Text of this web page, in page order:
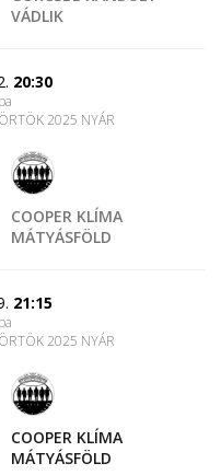
VÁDLIK
20:30
2025 NYÁR
COOPER KLÍMA
MÁTYÁSFÖLD
21:15
2025 NYÁR
COOPER KLÍMA
MÁTYÁSFÖLD